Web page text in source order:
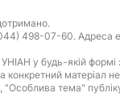
498-07-60. Адреса
у будь-якій
конкретний
"Особлива тема"